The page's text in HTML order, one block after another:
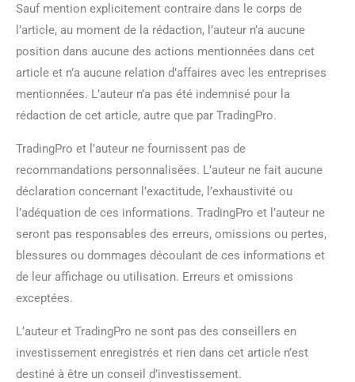
Sauf mention explicitement contraire dans le corps de
l’article, au moment de la rédaction, l’auteur n’a aucune
position dans aucune des actions mentionnées dans cet
article et n’a aucune relation d’affaires avec les entreprises
mentionnées. L’auteur n’a pas été indemnisé pour la
rédaction de cet article, autre que par TradingPro.
TradingPro et l’auteur ne fournissent pas de
recommandations personnalisées. L’auteur ne fait aucune
déclaration concernant l’exactitude, l’exhaustivité ou
l’adéquation de ces informations. TradingPro et l’auteur ne
seront pas responsables des erreurs, omissions ou pertes,
blessures ou dommages découlant de ces informations et
de leur affichage ou utilisation. Erreurs et omissions
exceptées.
L’auteur et TradingPro ne sont pas des conseillers en
investissement enregistrés et rien dans cet article n’est
destiné à être un conseil d’investissement.